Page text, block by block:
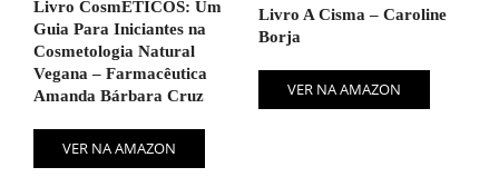
Livro CosmÉTICOS: Um
Guia Para Iniciantes na
Cosmetologia Natural
Vegana – Farmacêutica
Amanda Bárbara Cruz
VER NA AMAZON
Livro A Cisma – Caroline
Borja
VER NA AMAZON